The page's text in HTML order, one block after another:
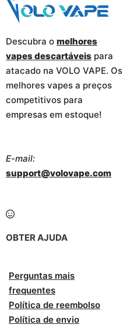
Descubra o melhores
vapes descartáveis para
atacado na VOLO VAPE. Os
melhores vapes a preços
competitivos para
empresas em estoque!
E-mail:
support@volovape.com
OBTER AJUDA
Perguntas mais
frequentes
Política de reembolso
Política de envio